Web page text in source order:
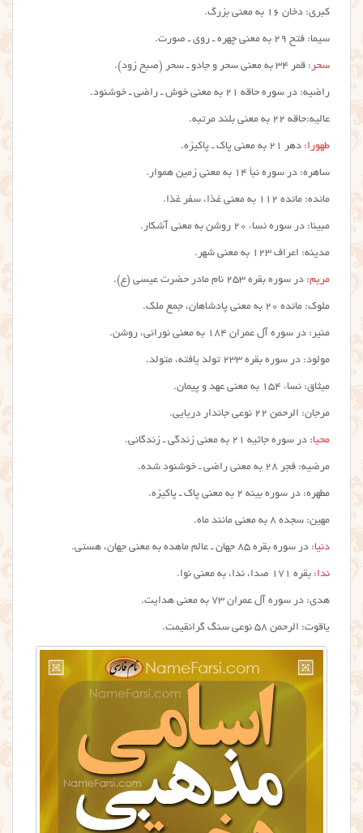
کبری: دخان ۱۶ به معنی بزرگ.
سیما: فتح ۲۹ به معنی چهره ـ روی ـ صورت.
سحر: قمر ۳۴ به معنی سحر و جادو ـ سحر (صبح زود).
راضیه: در سوره حاقه ۲۱ به معنی خوش ـ راضی ـ خوشنود.
عالیه:حاقه ۲۲ به معنی بلند مرتبه.
طهورا: دهر ۲۱ به معنی پاک ـ پاکیزه.
ساهره: در سوره نبأ ۱۴ به معنی زمین هموار.
مائده: مائده ۱۱۲ به معنی غذا، سفر غذا.
مبینا: در سوره نساء ۲۰ روشن به معنی آشکار.
مدینه: اعراف ۱۲۳ به معنی شهر.
مریم: در سوره بقره ۲۵۳ نام مادر حضرت عیسی (ع).
ملوک: مائده ۲۰ به معنی پادشاهان، جمع ملک.
منیر: در سوره آل عمران ۱۸۴ به معنی نورانی، روشن.
مولود: در سوره بقره ۲۳۳ تولد یافته، متولد.
میثاق: نساء ۱۵۴ به معنی عهد و پیمان.
مرجان: الرحمن ۲۲ نوعی جاندار دریایی.
محیا: در سوره جاثیه ۲۱ به معنی زندگی ـ زندگانی.
مرضیه: فجر ۲۸ به معنی راضی ـ خوشنود شده.
مطهره: در سوره بینه ۲ به معنی پاک ـ پاکیزه.
مهین: سجده ۸ به معنی مانند ماه.
دنیا: در سوره بقره ۸۵ جهان ـ عالم ماهده به معنی جهان، هستی.
ندا: بقره ۱۷۱ صدا، ندا، به معنی نوا.
هدی: در سوره آل عمران ۷۳ به معنی هدایت.
یاقوت: الرحمن ۵۸ نوعی سنگ گرانقیمت.